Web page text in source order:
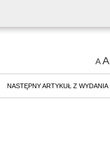
AA
NASTĘPNY ARTYKUŁ Z WYDANIA